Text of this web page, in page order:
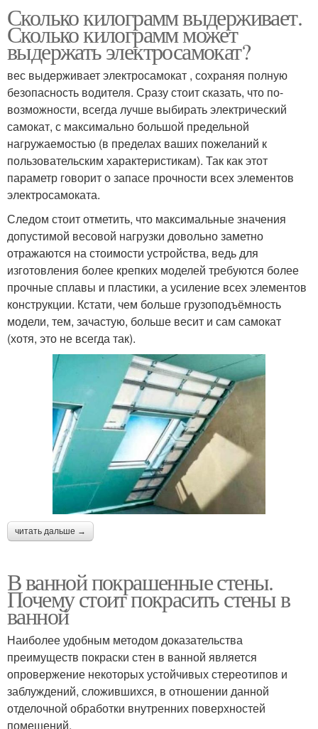
Сколько килограмм выдерживает.
Сколько килограмм может
выдержать электросамокат?
вес выдерживает электросамокат , сохраняя полную
безопасность водителя. Сразу стоит сказать, что по-
возможности, всегда лучше выбирать электрический
самокат, с максимально большой предельной
нагружаемостью (в пределах ваших пожеланий к
пользовательским характеристикам). Так как этот
параметр говорит о запасе прочности всех элементов
электросамоката.
Следом стоит отметить, что максимальные значения
допустимой весовой нагрузки довольно заметно
отражаются на стоимости устройства, ведь для
изготовления более крепких моделей требуются более
прочные сплавы и пластики, а усиление всех элементов
конструкции. Кстати, чем больше грузоподъёмность
модели, тем, зачастую, больше весит и сам самокат
(хотя, это не всегда так).
читать дальше →
В ванной покрашенные стены.
Почему стоит покрасить стены в
ванной
Наиболее удобным методом доказательства
преимуществ покраски стен в ванной является
опровержение некоторых устойчивых стереотипов и
заблуждений, сложившихся, в отношении данной
отделочной обработки внутренних поверхностей
помещений.